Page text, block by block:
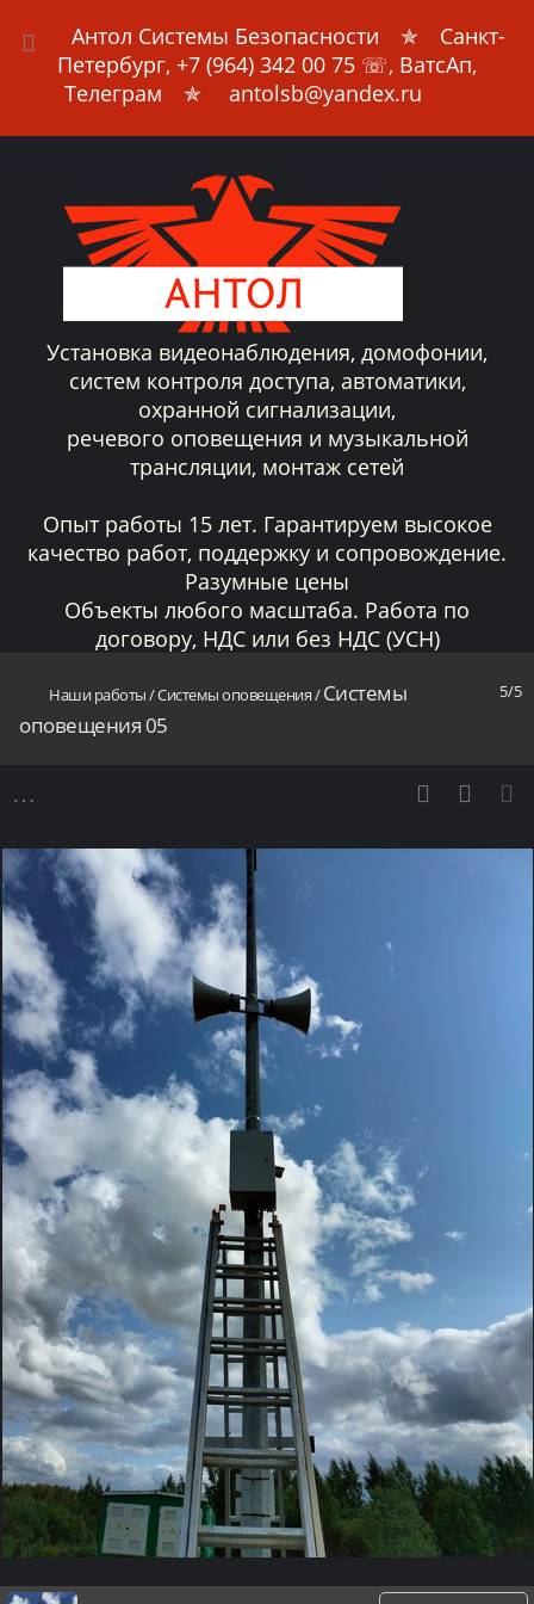
Антол Системы Безопасности ✯ Санкт-
Петербург, +7 (964) 342 00 75 ☏, ВатсАп,
Телеграм ✯ antolsb@yandex.ru
Установка видеонаблюдения, домофонии,
систем контроля доступа, автоматики,
охранной сигнализации,
речевого оповещения и музыкальной
трансляции, монтаж сетей
Опыт работы 15 лет. Гарантируем высокое
качество работ, поддержку и сопровождение.
Разумные цены
Объекты любого масштаба. Работа по
договору, НДС или без НДС (УСН)
5/5
Наши работы/Системы оповещения/Системы
оповещения 05